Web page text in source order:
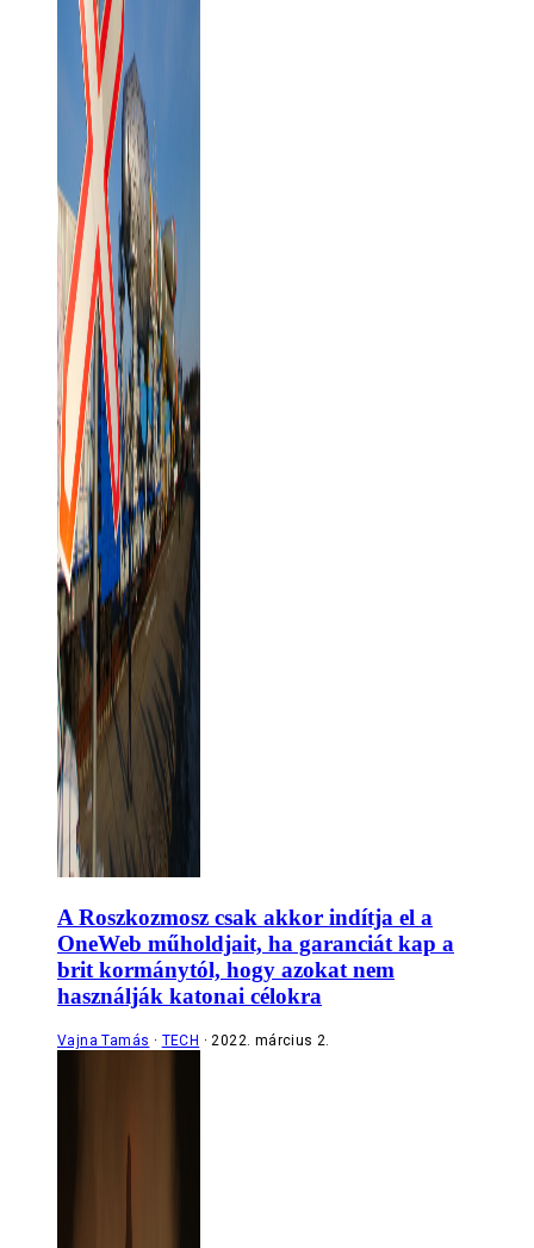
A Roszkozmosz csak akkor indítja el a
OneWeb műholdjait, ha garanciát kap a
brit kormánytól, hogy azokat nem
használják katonai célokra
Vajna Tamás TECH 2022. március 2.